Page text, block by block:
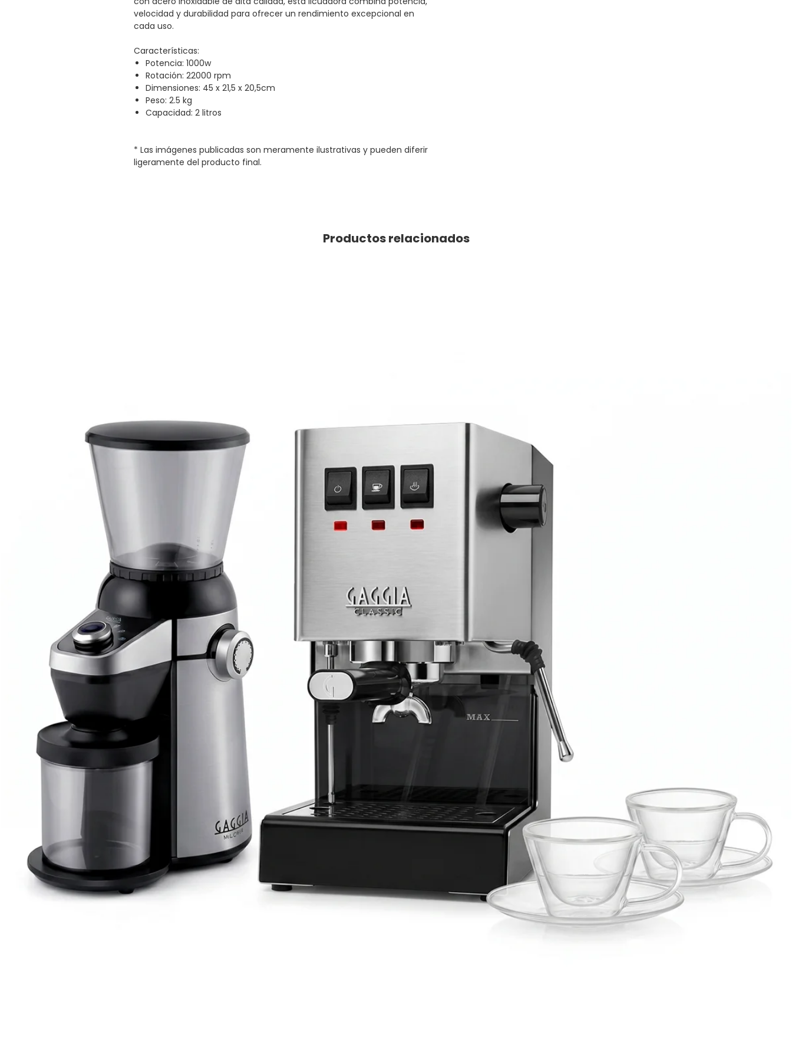
velocidad y durabilidad para ofrecer un rendimiento excepcional en
cada uso.
Características:
Potencia: 1000w
Rotación: 22000 rpm
Dimensiones: 45 x 21,5 x 20,5cm
Peso: 2.5 kg
Capacidad: 2 litros
* Las imágenes publicadas son meramente ilustrativas y pueden diferir
ligeramente del producto final.
Productos relacionados